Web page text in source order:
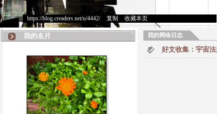
https://blog.creaders.net/u/4442/> 复制 收藏本页
我的名片 我的网络日志
好文收集：宇宙